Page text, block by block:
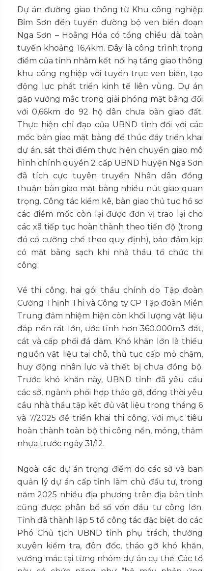
Dự án đường giao thông từ Khu công nghiệp
Bỉm Sơn đến tuyến đường bộ ven biển đoạn
Nga Sơn – Hoằng Hóa có tổng chiều dài toàn
tuyến khoảng 16,4km. Đây là công trình trọng
điểm của tỉnh nhằm kết nối hạ tầng giao thông
khu công nghiệp với tuyến trục ven biển, tạo
động lực phát triển kinh tế liên vùng. Dự án
gặp vướng mắc trong giải phóng mặt bằng đối
với 0,66km do 92 hộ dân chưa bàn giao đất.
Thực hiện chỉ đạo của UBND tỉnh đối với các
mốc bàn giao mặt bằng để thúc đẩy triển khai
dự án, sát thời điểm thực hiện chuyển giao mô
hình chính quyền 2 cấp UBND huyện Nga Sơn
đã tích cực tuyên truyền Nhân dân đồng
thuận bàn giao mặt bằng nhiều nút giao quan
trọng. Công tác kiểm kê, bàn giao thủ tục hồ sơ
các điểm mốc còn lại được đơn vị trao lại cho
các xã tiếp tục hoàn thành theo tiến độ (trong
đó có cưỡng chế theo quy định), bảo đảm kịp
có mặt bằng sạch khi nhà thầu tổ chức thi
công.
Về thi công, hai gói thầu chính do Tập đoàn
Cường Thịnh Thi và Công ty CP Tập đoàn Miền
Trung đảm nhiệm hiện còn khối lượng vật liệu
đắp nền rất lớn, ước tính hơn 360.000m3 đất,
cát và cấp phối đá dăm. Khó khăn lớn là thiếu
nguồn vật liệu tại chỗ, thủ tục cấp mỏ chậm,
huy động nhân lực và thiết bị chưa đồng bộ.
Trước khó khăn này, UBND tỉnh đã yêu cầu
các sở, ngành phối hợp tháo gỡ, đồng thời yêu
cầu nhà thầu tập kết đủ vật liệu trong tháng 6
và 7/2025 để triển khai thi công, với mục tiêu
hoàn thành toàn bộ thi công nền, móng, thảm
nhựa trước ngày 31/12.
Ngoài các dự án trọng điểm do các sở và ban
quản lý dự án cấp tỉnh làm chủ đầu tư, trong
năm 2025 nhiều địa phương trên địa bàn tỉnh
cũng được phân bổ số vốn đầu tư công lớn.
Tỉnh đã thành lập 5 tổ công tác đặc biệt do các
Phó Chủ tịch UBND tỉnh phụ trách, thường
xuyên kiểm tra, đôn đốc, tháo gỡ khó khăn,
vướng mắc tại từng nhóm dự án cụ thể. Các tổ